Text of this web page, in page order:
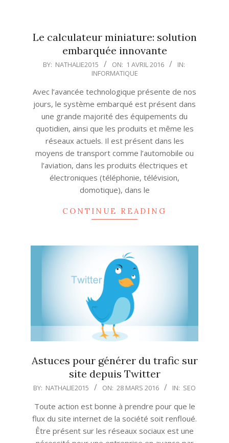
Le calculateur miniature: solution
embarquée innovante
2016-
01
BY: NATHALIE2015 ON: 1 AVRIL 2016
IN:
INFORMATIQUE
Avec l’avancée technologique présente de nos
jours, le système embarqué est présent dans
une grande majorité des équipements du
quotidien, ainsi que les produits et même les
réseaux actuels. Il est présent dans les
moyens de transport comme l’automobile ou
l’aviation, dans les produits électriques et
électroniques (téléphonie, télévision,
domotique), dans le
CONTINUE READING
Astuces pour générer du trafic sur
site depuis Twitter
2016-
28
BY: NATHALIE2015 ON: 28 MARS 2016 IN: SEO
Toute action est bonne à prendre pour que le
flux du site internet de la société soit renfloué.
Être présent sur les réseaux sociaux est une